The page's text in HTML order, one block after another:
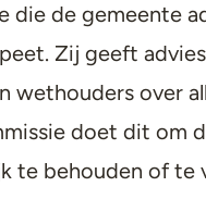
die de gemeente
Zij geeft
wethouders over
doet dit om
te behouden of te